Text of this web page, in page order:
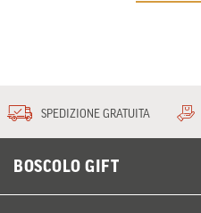
SPEDIZIONE GRATUITA
BOSCOLO GIFT